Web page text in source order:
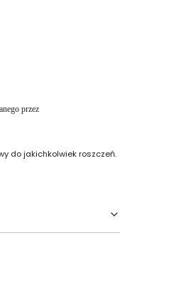
przez
do jakichkolwiek roszczeń.